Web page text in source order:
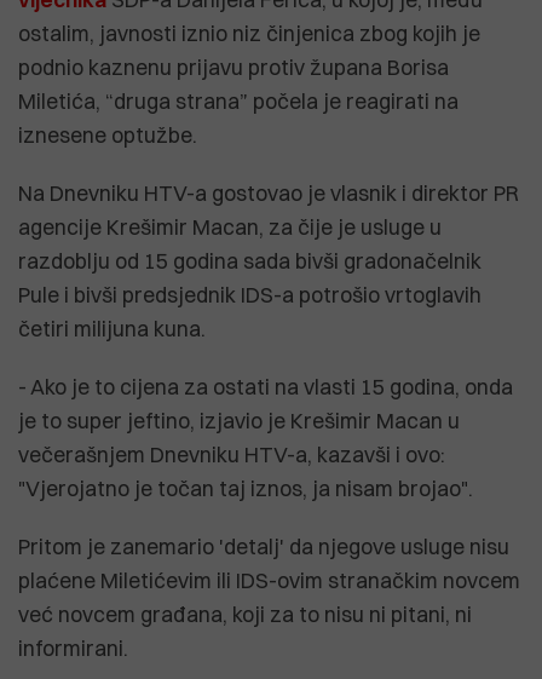
ostalim, javnosti iznio niz činjenica zbog kojih je
podnio kaznenu prijavu protiv župana Borisa
Miletića, “druga strana” počela je reagirati na
iznesene optužbe.
Na Dnevniku HTV-a gostovao je vlasnik i direktor PR
agencije Krešimir Macan, za čije je usluge u
razdoblju od 15 godina sada bivši gradonačelnik
Pule i bivši predsjednik IDS-a potrošio vrtoglavih
četiri milijuna kuna.
- Ako je to cijena za ostati na vlasti 15 godina, onda
je to super jeftino, izjavio je Krešimir Macan u
večerašnjem Dnevniku HTV-a, kazavši i ovo:
"Vjerojatno je točan taj iznos, ja nisam brojao".
Pritom je zanemario 'detalj' da njegove usluge nisu
plaćene Miletićevim ili IDS-ovim stranačkim novcem
već novcem građana, koji za to nisu ni pitani, ni
informirani.